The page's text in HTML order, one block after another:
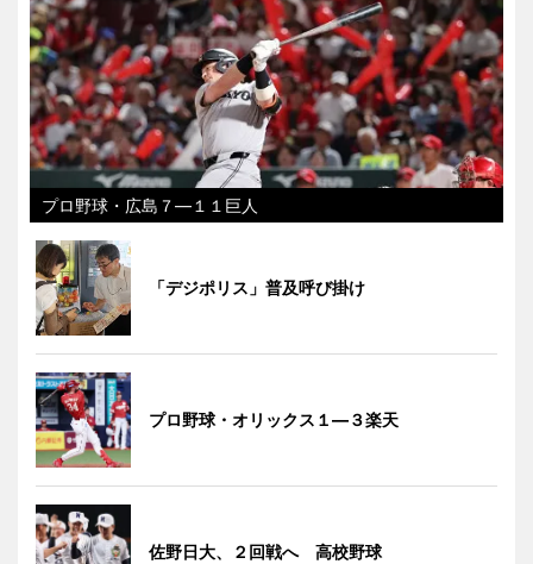
プロ野球・広島７―１１巨人
「デジポリス」普及呼び掛け
プロ野球・オリックス１―３楽天
佐野日大、２回戦へ 高校野球